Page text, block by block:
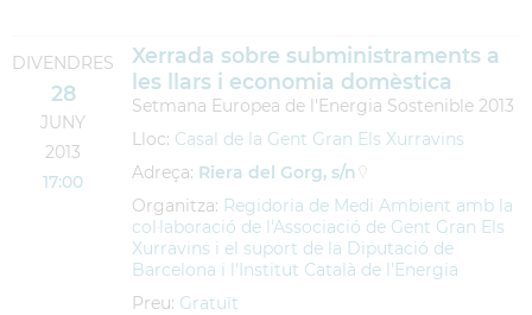
DIVENDRES
28
JUNY
2013
17:00
Xerrada sobre subministraments a
les llars i economia domèstica
Setmana Europea de l'Energia Sostenible 2013
Lloc: Casal de la Gent Gran Els Xurravins
Adreça: Riera del Gorg, s/n
Organitza: Regidoria de Medi Ambient amb la
col·laboració de l'Associació de Gent Gran Els
Xurravins i el suport de la Diputació de
Barcelona i l'Institut Català de l'Energia
Preu: Gratuït